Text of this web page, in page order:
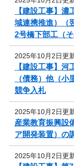
【建設工事】
域連携推進）（
2号橋下部工（
2025年10月2日更
【建設工事】
（債務）他（
競争入札
2025年10月2日更
産業教育振興設
ア開発装置）の
2025年10月2日更